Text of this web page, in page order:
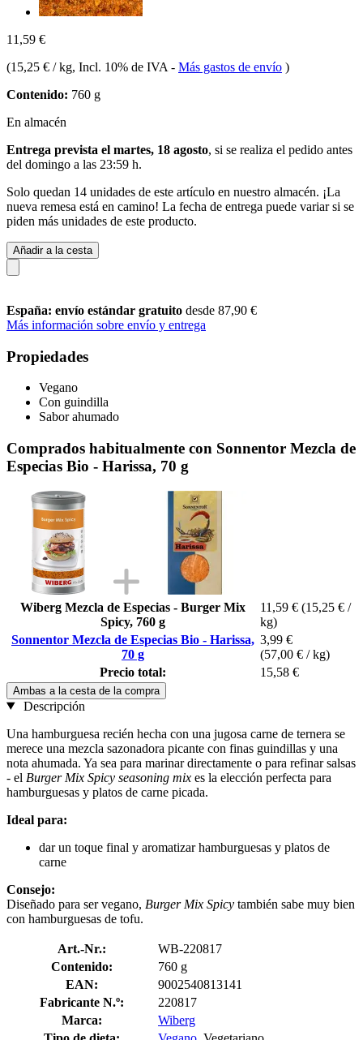
11,59 €
(15,25 € / kg, Incl. 10% de IVA - Más gastos de envío )
Contenido: 760 g
En almacén
Entrega prevista el martes, 18 agosto, si se realiza el pedido antes
del domingo a las 23:59 h.
Solo quedan 14 unidades de este artículo en nuestro almacén. ¡La
nueva remesa está en camino! La fecha de entrega puede variar si se
piden más unidades de este producto.
Añadir a la cesta
España: envío estándar gratuito desde 87,90 €
Más información sobre envío y entrega
Propiedades
Vegano
Con guindilla
Sabor ahumado
Comprados habitualmente con Sonnentor Mezcla de
Especias Bio - Harissa, 70 g
Wiberg Mezcla de Especias - Burger Mix
Spicy, 760 g
11,59 € (15,25 € /
kg)
Sonnentor Mezcla de Especias Bio - Harissa,
70 g
3,99 €
(57,00 € / kg)
Precio total:
15,58 €
Ambas a la cesta de la compra
Descripción
Una hamburguesa recién hecha con una jugosa carne de ternera se
merece una mezcla sazonadora picante con finas guindillas y una
nota ahumada. Ya sea para marinar directamente o para refinar salsas
- el Burger Mix Spicy seasoning mix es la elección perfecta para
hamburguesas y platos de carne picada.
Ideal para:
dar un toque final y aromatizar hamburguesas y platos de
carne
Consejo:
Diseñado para ser vegano, Burger Mix Spicy también sabe muy bien
con hamburguesas de tofu.
Art.-Nr.:
WB-220817
Contenido:
760 g
EAN:
9002540813141
Fabricante N.º:
220817
Marca:
Wiberg